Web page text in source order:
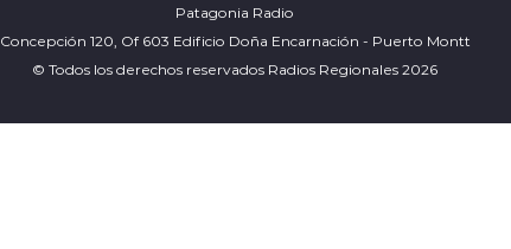
Patagonia Radio
Concepción 120, Of 603 Edificio Doña Encarnación - Puerto Montt
© Todos los derechos reservados Radios Regionales 2026